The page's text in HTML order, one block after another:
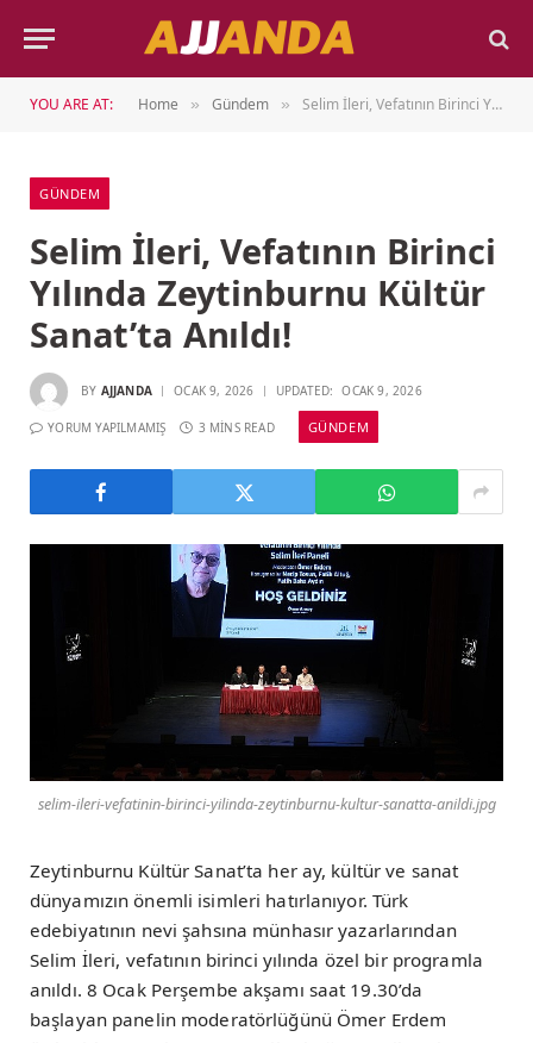
YOU ARE AT: Home » Gündem » Selim İleri, Vefatının Birinci Yılında Zeytinburnu Kültür Sanat’ta Anıldı!
GÜNDEM
Selim İleri, Vefatının Birinci
Yılında Zeytinburnu Kültür
Sanat’ta Anıldı!
BY AJJANDA OCAK 9, 2026 UPDATED: OCAK 9, 2026
YORUM YAPILMAMIŞ 3 MINS READ GÜNDEM
selim-ileri-vefatinin-birinci-yilinda-zeytinburnu-kultur-sanatta-anildi.jpg
Zeytinburnu Kültür Sanat’ta her ay, kültür ve sanat
dünyamızın önemli isimleri hatırlanıyor. Türk
edebiyatının nevi şahsına münhasır yazarlarından
Selim İleri, vefatının birinci yılında özel bir programla
anıldı. 8 Ocak Perşembe akşamı saat 19.30’da
başlayan panelin moderatörlüğünü Ömer Erdem